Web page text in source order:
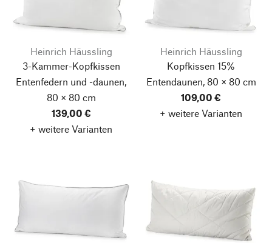
Heinrich Häussling
3-Kammer-Kopfkissen
Entenfedern und -daunen,
80 × 80 cm
139,00 €
+ weitere Varianten
Heinrich Häussling
Kopfkissen 15%
Entendaunen, 80 × 80 cm
109,00 €
+ weitere Varianten